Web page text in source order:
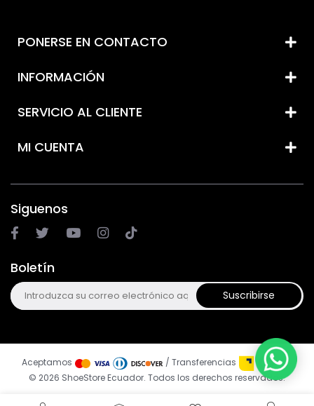
PONERSE EN CONTACTO
INFORMACIÓN
SERVICIO AL CLIENTE
MI CUENTA
Siguenos
Boletín
Suscribirse
© 2026 ShoeStore Ecuador. Todos los derechos reservados.
Aceptamos / Transferencias